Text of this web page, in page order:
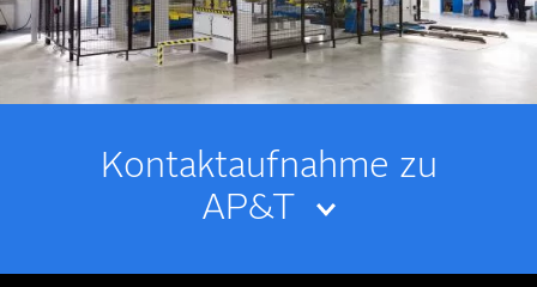
Kontakt­­aufnahme zu
AP&T